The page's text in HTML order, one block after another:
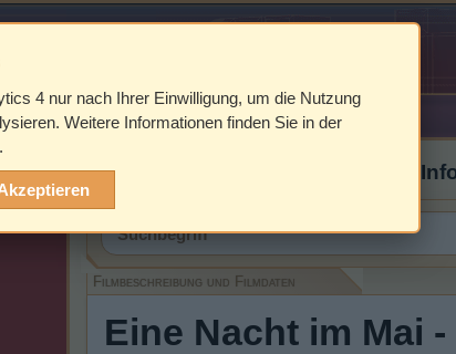
Filmbeschreibung, Cover & DVD
Filmbeschreibung und Filmdaten
Eine Nacht im Mai -
4 nur nach Ihrer Einwilligung, um die Nutzung
Weitere Informationen finden Sie in der
.